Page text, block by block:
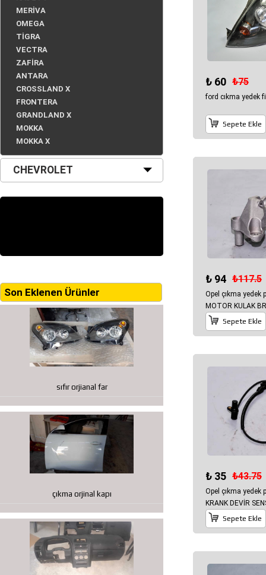
MERİVA
OMEGA
TİGRA
VECTRA
ZAFİRA
ANTARA
CROSSLAND X
FRONTERA
GRANDLAND X
MOKKA
MOKKA X
CHEVROLET
Son Eklenen Ürünler
sıfır orjianal far
çıkma orjinal kapı
₺ 60 ₺75
ford cıkma yedek
Sepete Ekle
₺ 94 ₺117.5
Opel çıkma yedek
MOTOR KULAK
Sepete Ekle
₺ 35 ₺43.75
Opel çıkma yedek
KRANK DEVİR
Sepete Ekle